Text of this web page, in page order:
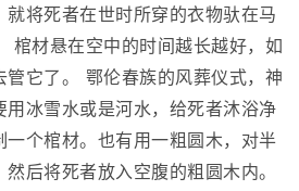
将死者在世时所穿的衣物驮在马
棺材悬在空中的时间越长越好，如
管它了。 鄂伦春族的风葬仪式，神
冰雪水或是河水，给死者沐浴净
一个棺材。也有用一粗圆木，对半
后将死者放入空腹的粗圆木内。